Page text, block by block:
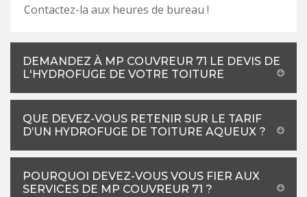
Contactez-la aux heures de bureau !
DEMANDEZ À MP COUVREUR 71 LE DEVIS DE
L'HYDROFUGE DE VOTRE TOITURE
QUE DEVEZ-VOUS RETENIR SUR LE TARIF
D’UN HYDROFUGE DE TOITURE AQUEUX ?
POURQUOI DEVEZ-VOUS VOUS FIER AUX
SERVICES DE MP COUVREUR 71 ?